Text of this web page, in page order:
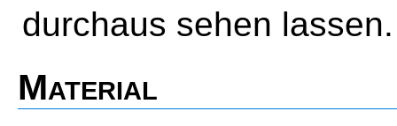
durchaus sehen lassen.
Material